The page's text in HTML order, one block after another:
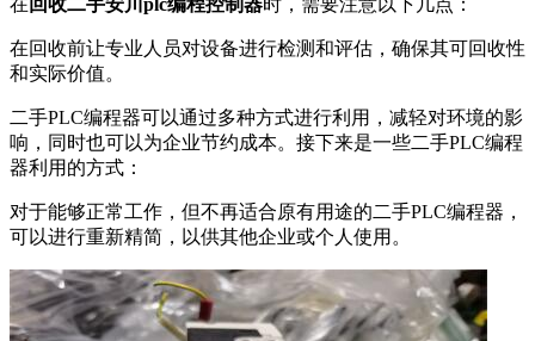
在 回收二手安川plc编程控制器时，需要注意以下几点：
在回收前让专业人员对设备进行检测和评估，确保其可回收性
和实际价值。
二手PLC编程器可以通过多种方式进行利用，减轻对环境的影
响，同时也可以为企业节约成本。接下来是一些二手PLC编程
器利用的方式：
对于能够正常工作，但不再适合原有用途的二手PLC编程器，
可以进行重新精简，以供其他企业或个人使用。